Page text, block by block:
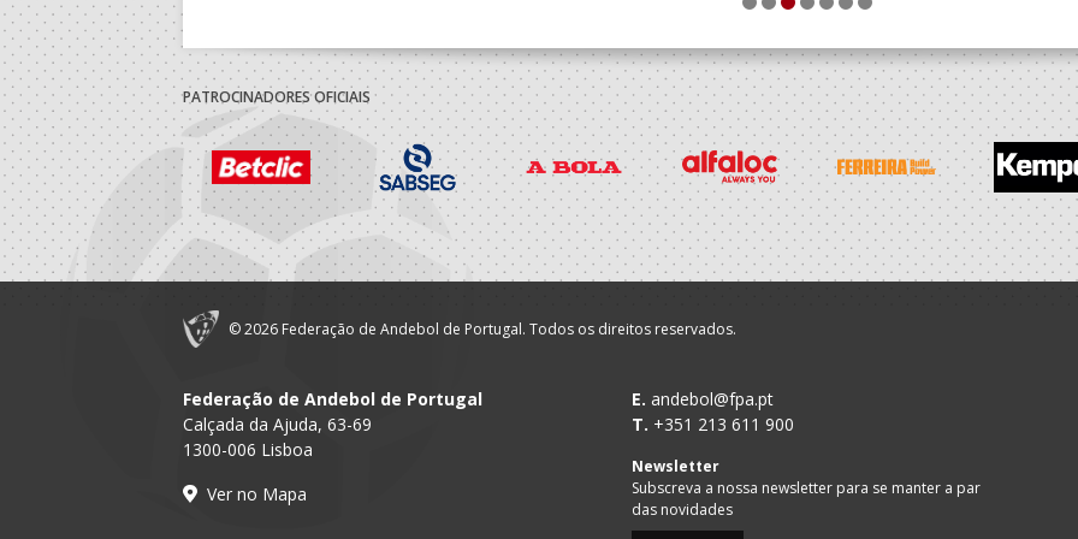
1 2 3 4 5 6 7
PATROCINADORES OFICIAIS
© 2026 Federação de Andebol de Portugal. Todos os direitos reservados.
Federação de Andebol de Portugal
Calçada da Ajuda, 63-69
1300-006 Lisboa
Ver no Mapa
E. andebol@fpa.pt
T. +351 213 611 900
Newsletter
Subscreva a nossa newsletter para se manter a par
das novidades